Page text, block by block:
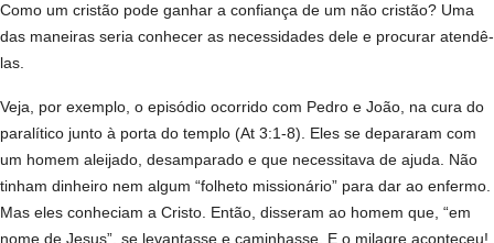
Como um cristão pode ganhar a confiança de um não cristão? Uma
das maneiras seria conhecer as necessidades dele e procurar atendê-
las.
Veja, por exemplo, o episódio ocorrido com Pedro e João, na cura do
paralítico junto à porta do templo (At 3:1-8). Eles se depararam com
um homem aleijado, desamparado e que necessitava de ajuda. Não
tinham dinheiro nem algum “folheto missionário” para dar ao enfermo.
Mas eles conheciam a Cristo. Então, disseram ao homem que, “em
nome de Jesus”, se levantasse e caminhasse. E o milagre aconteceu!